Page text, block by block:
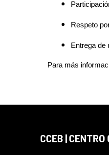
Respeto
Entrega de
Para más
CCEB |